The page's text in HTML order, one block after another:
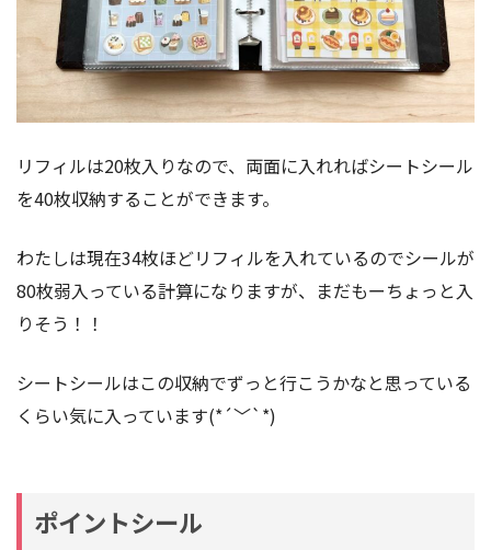
リフィルは20枚入りなので、両面に入れればシートシール
を40枚収納することができます。
わたしは現在34枚ほどリフィルを入れているのでシールが
80枚弱入っている計算になりますが、まだもーちょっと入
りそう！！
シートシールはこの収納でずっと行こうかなと思っている
くらい気に入っています(*´﹀`*)
ポイントシール